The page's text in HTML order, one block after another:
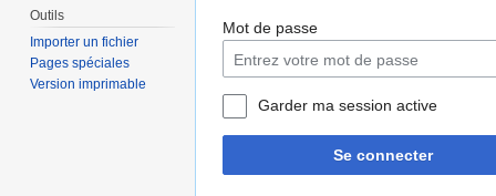
Mot de passe
Garder ma session active
Se connecter
Outils
Importer un fichier
Pages spéciales
Version imprimable